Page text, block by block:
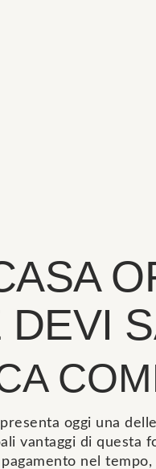
oggi una
vantaggi di questa
nel